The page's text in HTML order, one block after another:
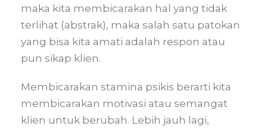
maka kita membicarakan hal yang tidak
terlihat (abstrak), maka salah satu patokan
yang bisa kita amati adalah respon atau
pun sikap klien.
Membicarakan stamina psikis berarti kita
membicarakan motivasi atau semangat
klien untuk berubah. Lebih jauh lagi,